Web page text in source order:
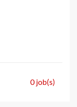
0 job(s)